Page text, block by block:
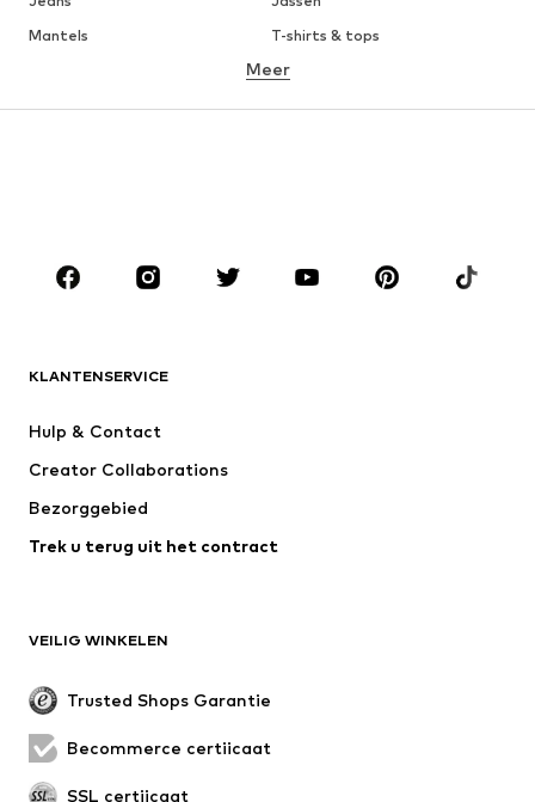
Mantels
T-shirts & tops
Ondergoed
Rokken
Blouses & tunieken
Accessoires
Premium
Nieuw
Ondergoed
Mantels
Rokken
Evenementen
SCHOENEN
Meer
KLANTENSERVICE
Hulp & Contact
Creator Collaborations
Bezorggebied
Trek u terug uit het contract
VEILIG WINKELEN
Trusted Shops Garantie
Becommerce certificaat
SSL certificaat